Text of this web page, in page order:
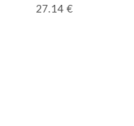
27.14 €